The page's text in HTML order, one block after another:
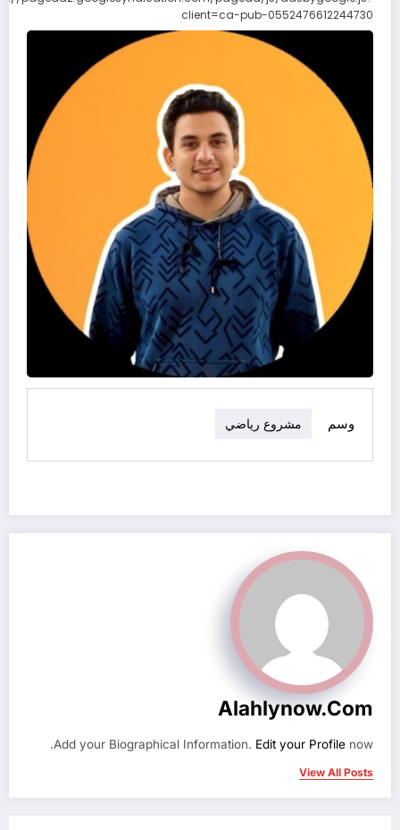
client=ca-pub-0552476612244730
وسم مشروع رياضي
Alahlynow.com
Add your Biographical Information. Edit your Profile now.
View All Posts